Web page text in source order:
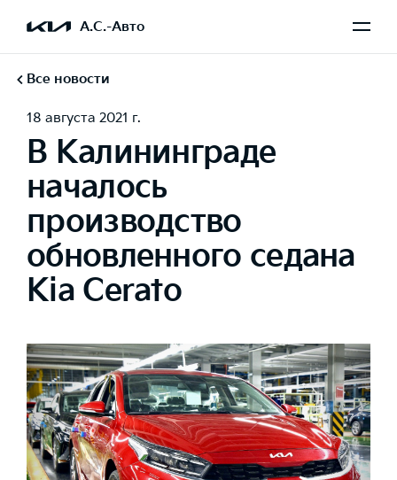
А.С.-Авто
Все новости
18 августа 2021 г.
В Калининграде
началось
производство
обновленного седана
Kia Cerato